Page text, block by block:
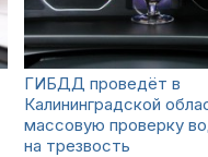
ГИБДД проведёт в
Калининградской
массовую проверку
на трезвость